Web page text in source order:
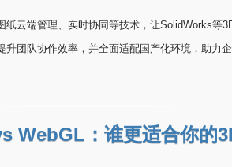
纸云端管理、实时协同等技术，让SolidWorks等
团队协作效率，并全面适配国产化环境，助力企
WebGL：谁更适合你的